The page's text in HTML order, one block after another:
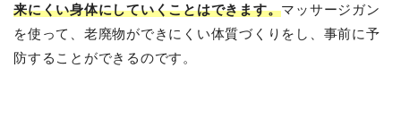
来にくい身体にしていくことはできます。マッサージガン
を使って、老廃物ができにくい体質づくりをし、事前に予
防することができるのです。